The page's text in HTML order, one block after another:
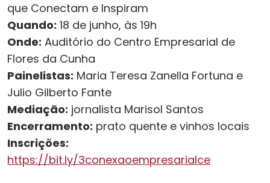
que Conectam e Inspiram
Quando: 18 de junho, às 19h
Onde: Auditório do Centro Empresarial de
Flores da Cunha
Painelistas: Maria Teresa Zanella Fortuna e
Julio Gilberto Fante
Mediação: jornalista Marisol Santos
Encerramento: prato quente e vinhos locais
Inscrições:
https://bit.ly/3conexaoempresarialce